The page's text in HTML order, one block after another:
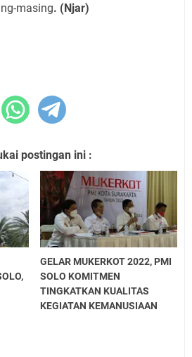
masing. (Njar)
postingan ini :
GELAR MUKERKOT 2022, PMI
SOLO KOMITMEN
TINGKATKAN KUALITAS
KEGIATAN KEMANUSIAAN